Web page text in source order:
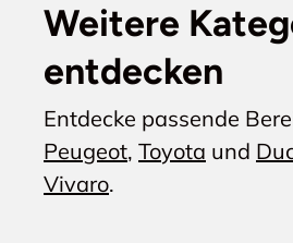
Weitere
entdecken
Entdecke passende
Peugeot, Toyota und
Vivaro.